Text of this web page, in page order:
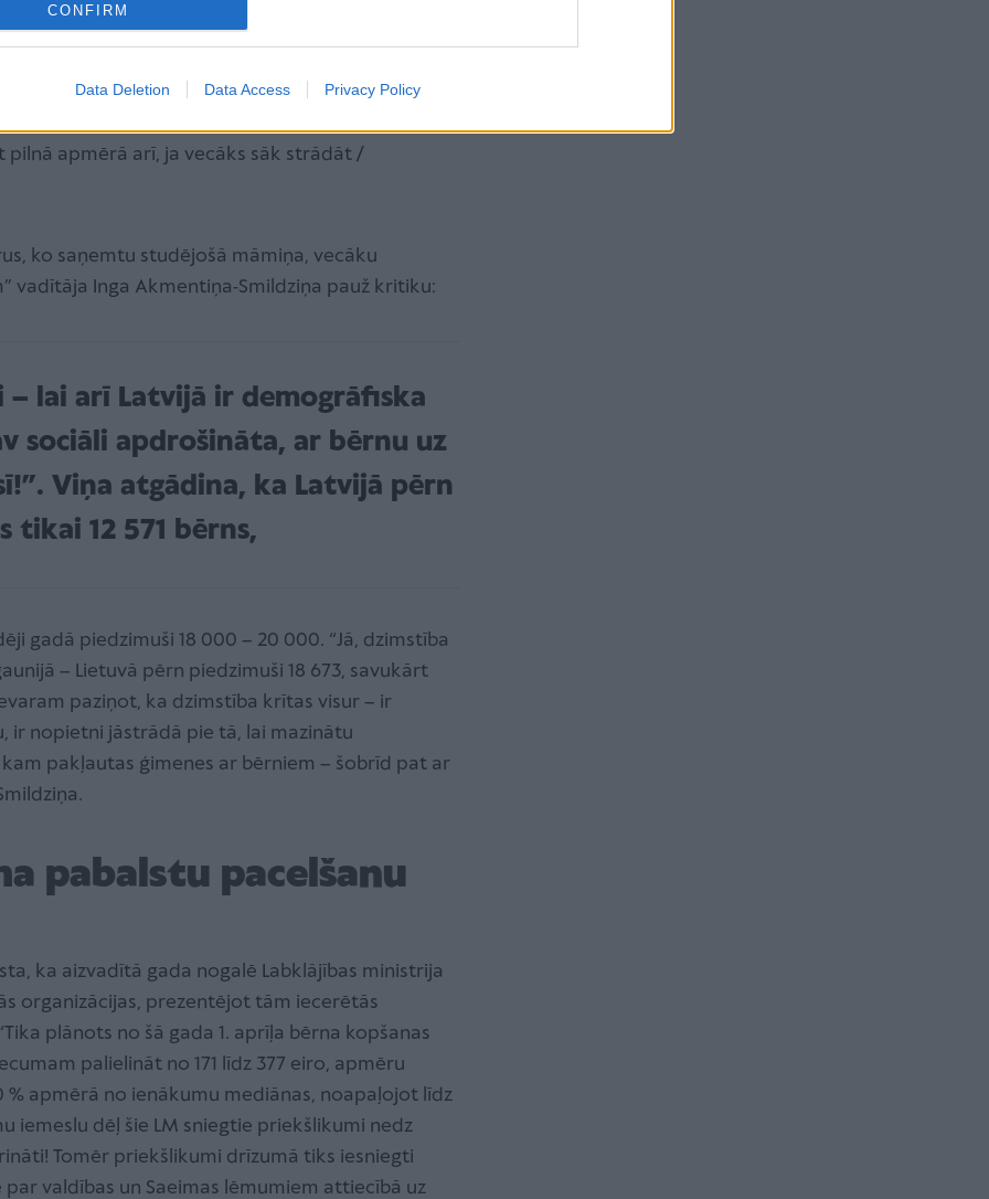
CONFIRM
Data Deletion Data Access Privacy Policy
ģimeņu kopējie ienākumi. Kā arī jāatzīmē, ka
nav atkarīga no vecāka nodarbinātības
apmērā arī, ja vecāks sāk strādāt /
ko saņemtu studējošā māmiņa, vecāku
vadītāja Inga Akmentiņa-Smildziņa pauž kritiku:
– lai arī Latvijā ir demogrāfiska
sociāli apdrošināta, ar bērnu uz
Viņa atgādina, ka Latvijā pērn
tikai 12 571 bērns,
gadā piedzimuši 18 000 – 20 000. “Jā, dzimstība
– Lietuvā pērn piedzimuši 18 673, savukārt
paziņot, ka dzimstība krītas visur – ir
ir nopietni jāstrādā pie tā, lai mazinātu
pakļautas ģimenes ar bērniem – šobrīd pat ar
pabalstu pacelšanu
ka aizvadītā gada nogalē Labklājības ministrija
organizācijas, prezentējot tām iecerētās
plānots no šā gada 1. aprīļa bērna kopšanas
palielināt no 171 līdz 377 eiro, apmēru
apmērā no ienākumu mediānas, noapaļojot līdz
iemeslu dēļ šie LM sniegtie priekšlikumi nedz
Tomēr priekšlikumi drīzumā tiks iesniegti
valdības un Saeimas lēmumiem attiecībā uz